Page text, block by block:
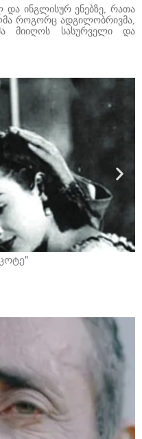
და ინგლისურ ენებზე, რათა
როგორც ადგილობრივმა,
მიიღოს სასურველი და